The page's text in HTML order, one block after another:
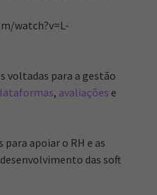
watch?v=L-
voltadas para a gestão
, avaliações e
apoiar o RH e as
das soft